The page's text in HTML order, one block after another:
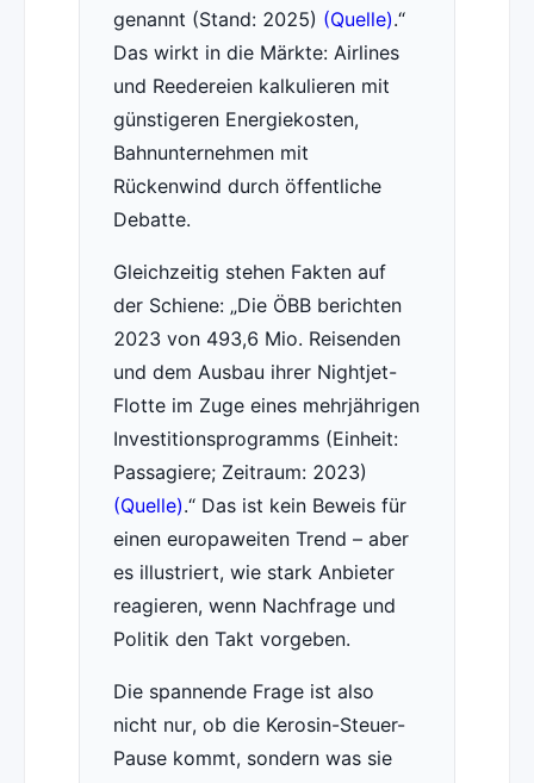
genannt (Stand: 2025) (Quelle).
Das wirkt in die Märkte: Airlines
und Reedereien kalkulieren mit
günstigeren Energiekosten,
Bahnunternehmen mit
Rückenwind durch öffentliche
Debatte.
Gleichzeitig stehen Fakten auf
der Schiene: Die ÖBB berichten
2023 von 493,6 Mio. Reisenden
und dem Ausbau ihrer Nightjet-
Flotte im Zuge eines mehrjährigen
Investitionsprogramms (Einheit:
Passagiere; Zeitraum: 2023)
(Quelle). Das ist kein Beweis für
einen europaweiten Trend – aber
es illustriert, wie stark Anbieter
reagieren, wenn Nachfrage und
Politik den Takt vorgeben.
Die spannende Frage ist also
nicht nur, ob die Kerosin-Steuer-
Pause kommt, sondern was sie